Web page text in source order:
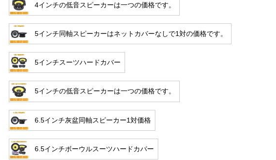
4インチの低音スピーカーは一つの価格です。
5インチ同軸スピーカーはネットカバーなしで1対の価格です。
5インチスーツハードカバー
5インチの低音スピーカーは一つの価格です。
6.5インチ灰盆同軸スピーカー1対価格
6.5インチボーウルスーツハードカバー